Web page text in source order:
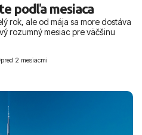
podľa mesiaca
rok, ale od mája sa more dostáva
rozumný mesiac pre väčšinu
pred 2 mesiacmi